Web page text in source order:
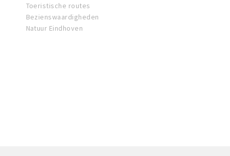
Toeristische routes
Bezienswaardigheden
Natuur Eindhoven